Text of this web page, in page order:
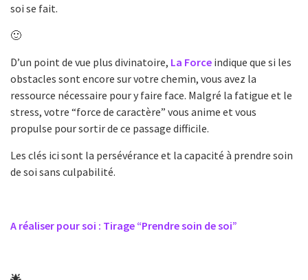
soi se fait.
🙂
D’un point de vue plus divinatoire, La Force indique que si les
obstacles sont encore sur votre chemin, vous avez la
ressource nécessaire pour y faire face. Malgré la fatigue et le
stress, votre “force de caractère” vous anime et vous
propulse pour sortir de ce passage difficile.
Les clés ici sont la persévérance et la capacité à prendre soin
de soi sans culpabilité.
A réaliser pour soi : Tirage “Prendre soin de soi”